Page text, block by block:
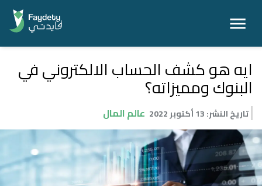
ايه هو كشف الحساب الالكتروني في
البنوك ومميزاته؟
تاريخ النشر:13 أكتوبر 2022 عالم المال